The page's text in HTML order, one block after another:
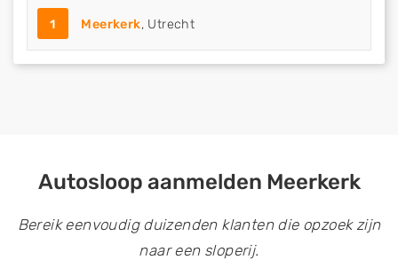
1 Meerkerk, Utrecht
Autosloop aanmelden Meerkerk
Bereik eenvoudig duizenden klanten die opzoek zijn
naar een sloperij.